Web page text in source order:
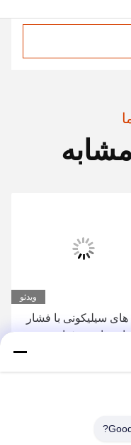
ویدئو
های سیلیکونی با فشار
برای ماشین غذا
قیمت رو بدست بیار